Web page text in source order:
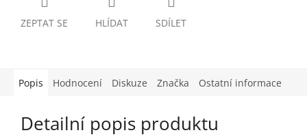
ZEPTAT SE HLÍDAT SDÍLET
Popis Hodnocení Diskuze Značka Ostatní informace
Detailní popis produktu